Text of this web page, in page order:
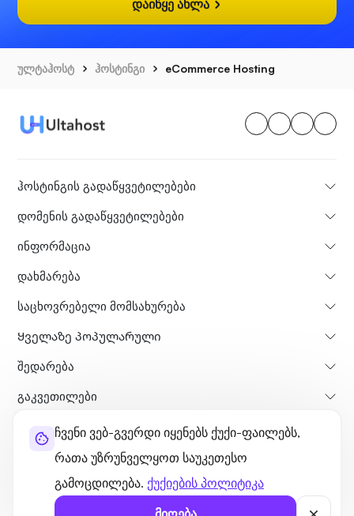
ჩვენი ვებ-გვერდი იყენებს ქუქი-ფაილებს,
რათა უზრუნველყოთ საუკეთესო
გამოცდილება. ქუქიების პოლიტიკა
დაიწყე ახლა
ულტაჰოსტ ჰოსტინგი eCommerce Hosting
ჰოსტინგის გადაწყვეტილებები
დომენის გადაწყვეტილებები
ინფორმაცია
დახმარება
საცხოვრებელი მომსახურება
Ყველაზე პოპულარული
Შედარება
გაკვეთილები
შესახებ
კონფიდენციალურობის პოლიტიკალეგალური
©2026 UltaHost - ყველა უფლება დაცულია.